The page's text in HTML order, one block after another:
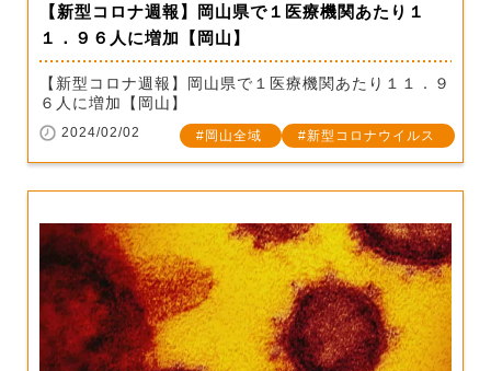
【新型コロナ週報】岡山県で１医療機関あたり１
１．９６人に増加【岡山】
【新型コロナ週報】岡山県で１医療機関あたり１１．９
６人に増加【岡山】
2024/02/02 岡山全域 新型コロナウイルス